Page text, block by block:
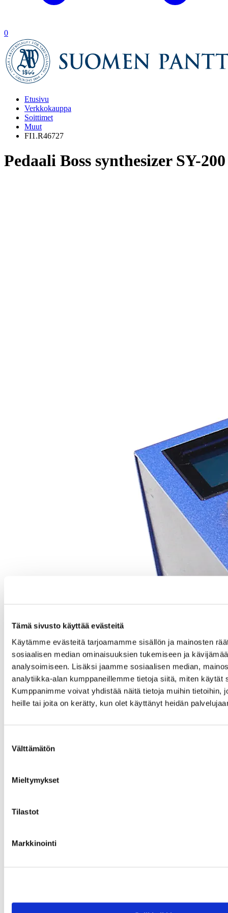
Tämä sivusto käyttää evästeitä
Käytämme evästeitä tarjoamamme sisällön ja mainosten
sosiaalisen median ominaisuuksien tukemiseen ja
analysoimiseen. Lisäksi jaamme sosiaalisen median,
analytiikka-alan kumppaneillemme tietoja siitä, miten käytät
Kumppanimme voivat yhdistää näitä tietoja muihin tietoihin,
heille tai joita on kerätty, kun olet käyttänyt heidän
valinta
Välttämätön
Mieltymykset
Tilastot
Markkinointi
0
Etusivu
Verkkokauppa
Soittimet
Muut
FI1.R46727
Pedaali Boss synthesizer SY-200